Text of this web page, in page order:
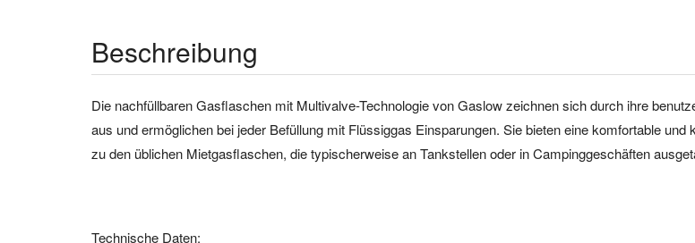
Beschreibung
Die nachfüllbaren Gasflaschen mit Multivalve-Technologievon Gaslowzeichnensichdurchihrebenutz
aus undermöglichen bei jeder Befüllung mit Flüssiggas Einsparungen. Siebieten eine komfortable und
zu den üblichen Mietgasflaschen, dietypischerweise anTankstellen oder inCampinggeschäften ausge
Technische Daten: